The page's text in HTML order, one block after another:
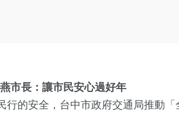
市長：讓市民安心過好年
行的安全，台中市政府交通局推動